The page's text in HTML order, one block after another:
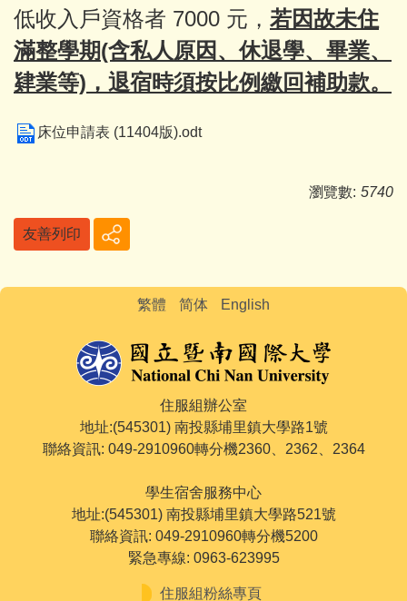
低收入戶資格者 7000 元， 若因故未住
滿整學期(含私人原因、休退學、畢業、
肄業等)，退宿時須按比例繳回補助款。
床位申請表 (11404版).odt
瀏覽數: 5740
友善列印
繁體 简体 English
住服組辦公室
地址:(545301) 南投縣埔里鎮大學路1號
聯絡資訊: 049-2910960轉分機2360、2362、2364
學生宿舍服務中心
地址:(545301) 南投縣埔里鎮大學路521號
聯絡資訊: 049-2910960轉分機5200
緊急專線: 0963-623995
住服組粉絲專頁